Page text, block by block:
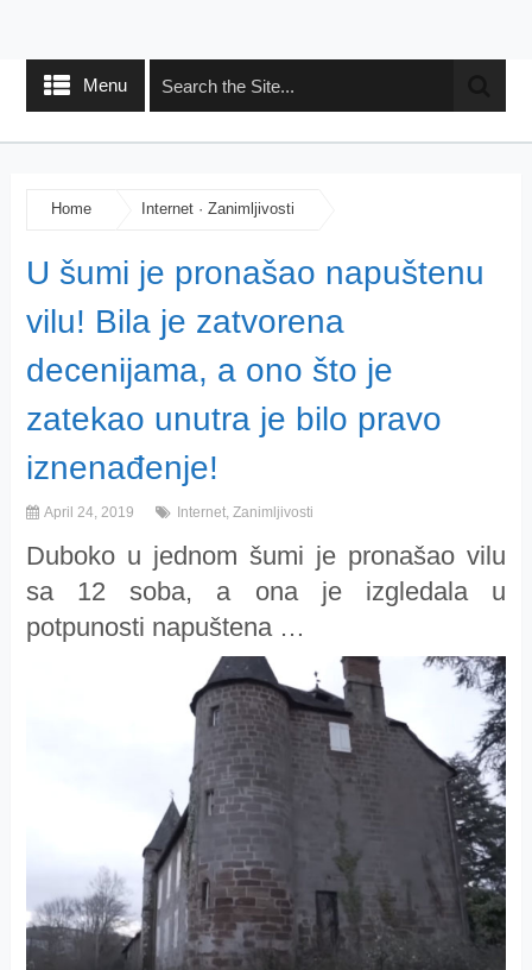
Menu
Home Internet· Zanimljivosti
U šumi je pronašao napuštenu
vilu! Bila je zatvorena
decenijama, a ono što je
zatekao unutra je bilo pravo
iznenađenje!
April 24, 2019 Internet, Zanimljivosti
Duboko u jednom šumi je pronašao vilu
sa 12 soba, a ona je izgledala u
potpunosti napuštena …